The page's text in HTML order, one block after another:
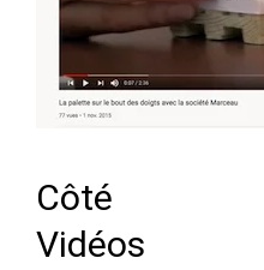
Côté
Vidéos